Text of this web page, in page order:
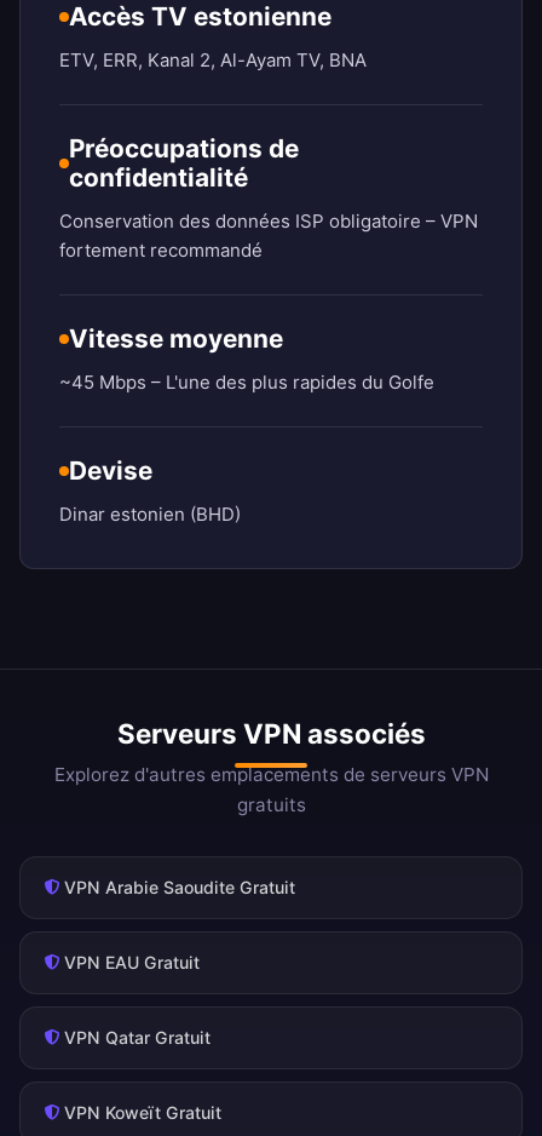
Accès TV estonienne
ETV, ERR, Kanal 2, Al-Ayam TV, BNA
Préoccupations de
confidentialité
Conservation des données ISP obligatoire – VPN
fortement recommandé
Vitesse moyenne
~45 Mbps – L'une des plus rapides du Golfe
Devise
Dinar estonien (BHD)
Serveurs VPN associés
Explorez d'autres emplacements de serveurs VPN
gratuits
VPN Arabie Saoudite Gratuit
VPN EAU Gratuit
VPN Qatar Gratuit
VPN Koweït Gratuit